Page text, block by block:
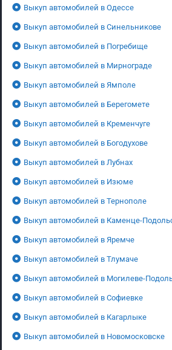
Выкуп автомобилей в Одессе
Выкуп автомобилей в Синельникове
Выкуп автомобилей в Погребище
Выкуп автомобилей в Мирнограде
Выкуп автомобилей в Ямполе
Выкуп автомобилей в Берегомете
Выкуп автомобилей в Кременчуге
Выкуп автомобилей в Богодухове
Выкуп автомобилей в Лубнах
Выкуп автомобилей в Изюме
Выкуп автомобилей в Тернополе
Выкуп автомобилей в Каменце-
Выкуп автомобилей в Яремче
Выкуп автомобилей в Тлумаче
Выкуп автомобилей в Могилеве-
Выкуп автомобилей в Софиевке
Выкуп автомобилей в Кагарлыке
Выкуп автомобилей в Новомосковске